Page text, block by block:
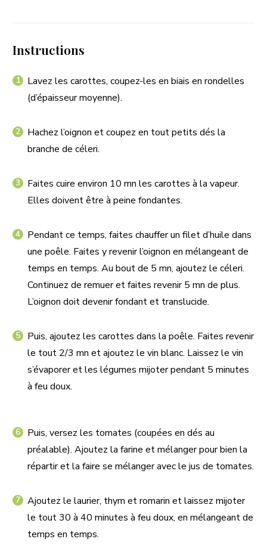
Instructions
Lavez les carottes, coupez-les en biais en rondelles
(d’épaisseur moyenne).
Hachez l’oignon et coupez en tout petits dés la
branche de céleri.
Faites cuire environ 10 mn les carottes à la vapeur.
Elles doivent être à peine fondantes.
Pendant ce temps, faites chauffer un filet d’huile dans
une poêle. Faites y revenir l’oignon en mélangeant de
temps en temps. Au bout de 5 mn, ajoutez le céleri.
Continuez de remuer et faites revenir 5 mn de plus.
L’oignon doit devenir fondant et translucide.
Puis, ajoutez les carottes dans la poêle. Faites revenir
le tout 2/3 mn et ajoutez le vin blanc. Laissez le vin
s’évaporer et les légumes mijoter pendant 5 minutes
à feu doux.
Puis, versez les tomates (coupées en dés au
préalable). Ajoutez la farine et mélanger pour bien la
répartir et la faire se mélanger avec le jus de tomates.
Ajoutez le laurier, thym et romarin et laissez mijoter
le tout 30 à 40 minutes à feu doux, en mélangeant de
temps en temps.